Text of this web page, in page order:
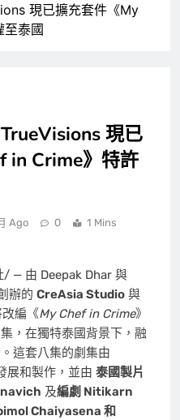
現已擴充套件《My
泰國
現已
in Crime》特許
Ago 0 1 Mins
/ — 由 Deepak Dhar 與
辦的 CreAsia Studio 與
編《My Chef in Crime》
，在獨特泰國背景下，融
這套八集的劇集由
展和製作，並由 泰國製片
及編劇 Nitikarn
Chaiyasena 和